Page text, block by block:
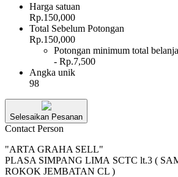
Harga satuan
Rp.150,000
Total Sebelum Potongan
Rp.150,000
Potongan minimum total
- Rp.7,500
Angka unik
98
Selesaikan Pesanan
Contact Person
"ARTA GRAHA SELL"
PLASA SIMPANG LIMA SCTC lt.3 (
ROKOK JEMBATAN CL )